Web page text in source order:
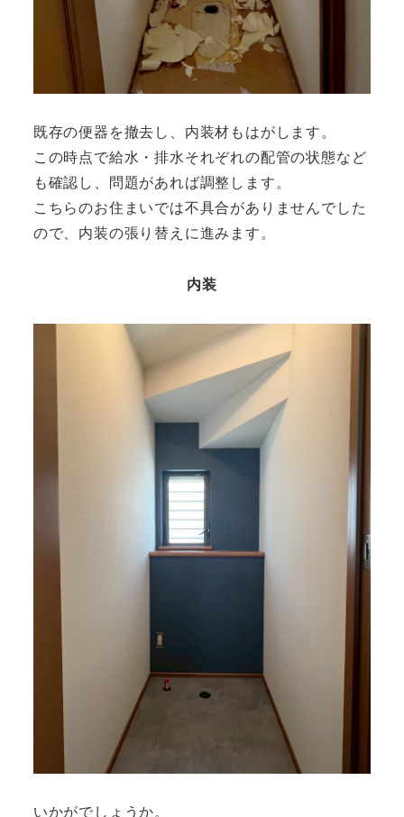
既存の便器を撤去し、内装材もはがします。
この時点で給水・排水それぞれの配管の状態など
も確認し、問題があれば調整します。
こちらのお住まいでは不具合がありませんでした
ので、内装の張り替えに進みます。
内装
いかがでしょうか。